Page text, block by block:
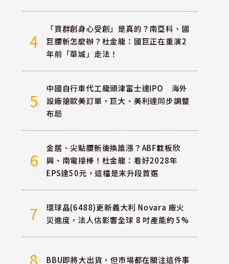
4
「買群創身心受創」是真的？南亞科、國
巨腰斬怎麼辦？杜金龍：國巨正在重演2
年前「華城」走法！
5
中國自行車代工龍頭津富士達IPO 海外
設廠搶歐美訂單，巨大、美利達同步調整
布局
6
金居、尖點腰斬後換誰漲？ABF載板欣
興、南電接棒！杜金龍：看好2028年
EPS達50元，這檔是末升段首選
7
環球晶(6488)更新義大利 Novara 廠火
災進度，法人估影響全球 8 吋產能約 5%
8 BBU即將大出貨，但市場都在關注這件事